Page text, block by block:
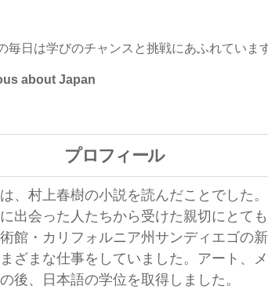
日は学びのチャンスと挑戦にあふれていま
about Japan
プロフィール
、村上春樹の小説を読んだことでした。
出会った人たちから受けた親切にとて
館・カリフォルニア州サンディエゴの
ざまな仕事をしていました。 アート、
後、日本語の学位を取得しました。